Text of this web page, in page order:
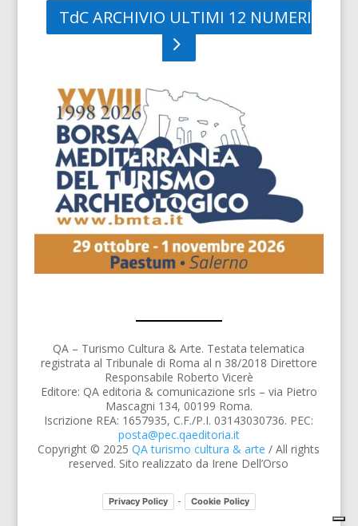
TdC ARCHIVIO ULTIMI 12 NUMERI
QA – Turismo Cultura & Arte. Testata telematica
registrata al Tribunale di Roma al n 38/2018 Direttore
Responsabile Roberto Vicerè
Editore: QA editoria & comunicazione srls – via Pietro
Mascagni 134, 00199 Roma.
Iscrizione REA: 1657935, C.F./P.I. 03143030736. PEC:
posta@pec.qaeditoria.it
Copyright © 2025QA turismo cultura & arte / All rights
reserved. Sito realizzato da Irene Dell’Orso
Privacy Policy - Cookie Policy